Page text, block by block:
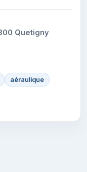
Quetigny
aéraulique